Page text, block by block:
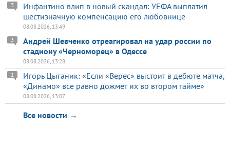
Инфантино влип в новый скандал: УЕФА выплатил
шестизначную компенсацию его любовнице
3
08.08.2026, 13:49
Андрей Шевченко отреагировал на удар россии по
стадиону «Черноморец» в Одессе
3
08.08.2026, 13:28
Игорь Цыганик: «Если «Верес» выстоит в дебюте матча,
«Динамо» все равно дожмет их во втором тайме»
1
08.08.2026, 13:07
Все новости →